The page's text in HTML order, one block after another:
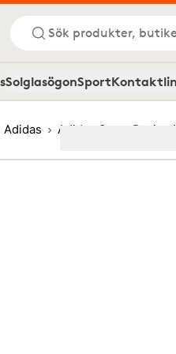
Sök produkter,
SolglasögonSport
Adidas Adidas Sport Roviex